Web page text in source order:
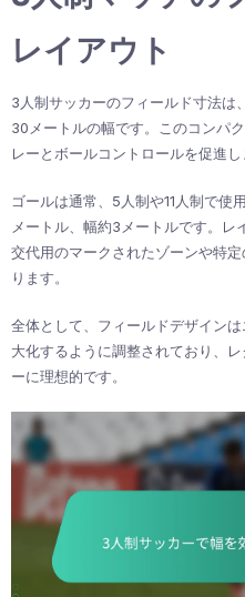
レイアウト
3人制サッカーのフィールド寸法
30メートルの幅です。このコンパ
レーとボールコントロールを促進し
ゴールは通常、5人制や11人制で使
メートル、幅約3メートルです。レ
交代用のマークされたゾーンや特
ります。
全体として、フィールドデザイン
大化するように調整されており、
ーに理想的です。